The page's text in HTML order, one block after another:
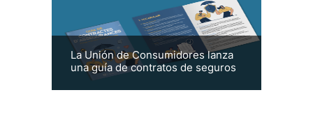
La Unión de Consumidores lanza
una guía de contratos de seguros